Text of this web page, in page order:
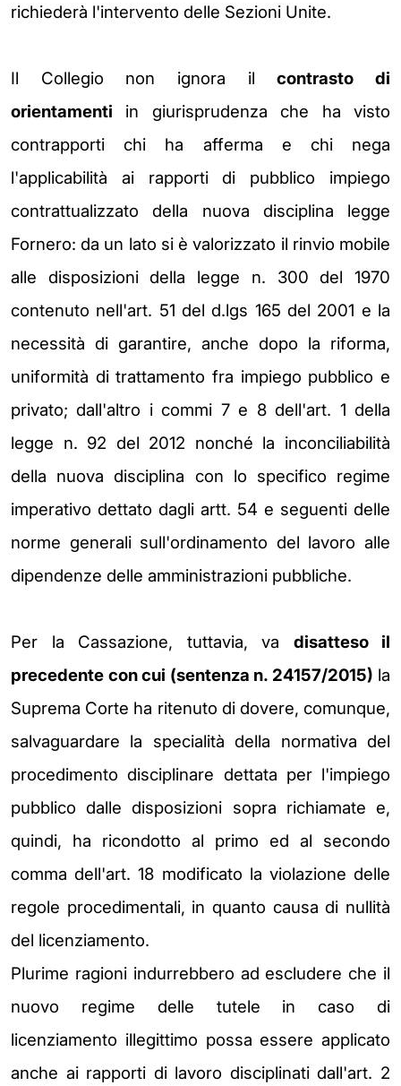
richiederà l'intervento delle Sezioni Unite.
Il Collegio non ignora ilcontrasto di
orientamenti in giurisprudenza che ha visto
contrapporti chi ha afferma e chi nega
l'applicabilità ai rapporti di pubblico impiego
contrattualizzato della nuova disciplina legge
Fornero: da un lato si è valorizzato il rinvio mobile
alle disposizioni della legge n. 300 del 1970
contenuto nell'art. 51 del d.lgs 165 del 2001 e la
necessità di garantire, anche dopo la riforma,
uniformità di trattamento fra impiego pubblico e
privato; dall'altro i commi 7 e 8 dell'art. 1 della
legge n. 92 del 2012 nonché la inconciliabilità
della nuova disciplina con lo specifico regime
imperativo dettato dagli artt. 54 e seguenti delle
norme generali sull'ordinamento del lavoro alle
dipendenze delle amministrazioni pubbliche.
Per la Cassazione, tuttavia, va disatteso il
precedente con cui (sentenza n. 24157/2015) la
Suprema Corte ha ritenuto di dovere, comunque,
salvaguardare la specialità della normativa del
procedimento disciplinare dettata per l'impiego
pubblico dalle disposizioni sopra richiamate e,
quindi, ha ricondotto al primo ed al secondo
comma dell'art. 18 modificato la violazione delle
regole procedimentali, in quanto causa di nullità
del licenziamento.
Plurime ragioni indurrebbero ad escludere che il
nuovo regime delle tutele in caso di
licenziamento illegittimo possa essere applicato
anche ai rapporti di lavoro disciplinati dall'art. 2